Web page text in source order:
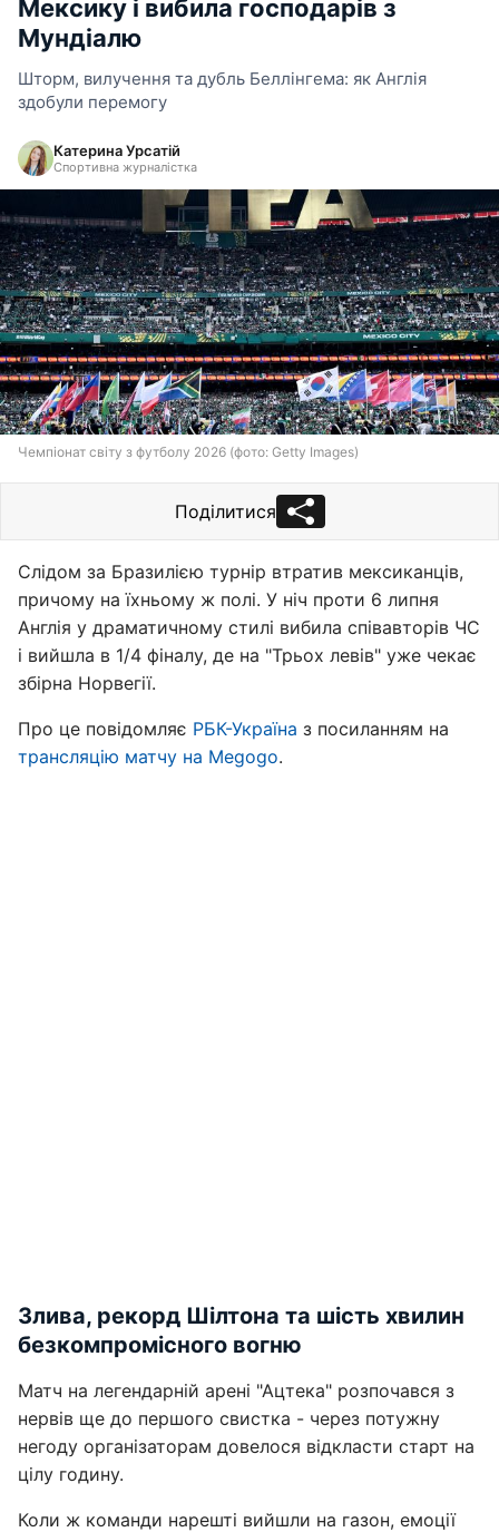
Мексику і вибила господарів з
Мундіалю
Шторм, вилучення та дубль Беллінгема: як Англія
здобули перемогу
Катерина Урсатій
Спортивна журналістка
Чемпіонат світу з футболу 2026 (фото: Getty Images)
Поділитися
Слідом за Бразилією турнір втратив мексиканців,
причому на їхньому ж полі. У ніч проти 6 липня
Англія у драматичному стилі вибила співавторів ЧС
і вийшла в 1/4 фіналу, де на "Трьох левів" уже чекає
збірна Норвегії.
Про це повідомляє РБК-Україна з посиланням на
трансляцію матчу на Megogo.
Злива, рекорд Шілтона та шість хвилин
безкомпромісного вогню
Матч на легендарній арені "Ацтека" розпочався з
нервів ще до першого свистка - через потужну
негоду організаторам довелося відкласти старт на
цілу годину.
Коли ж команди нарешті вийшли на газон, емоції